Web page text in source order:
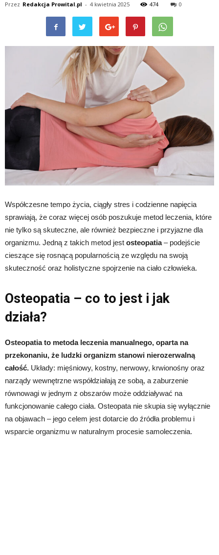
Przez Redakcja Prowital.pl - 4 kwietnia 2025 474 0
Współczesne tempo życia, ciągły stres i codzienne napięcia
sprawiają, że coraz więcej osób poszukuje metod leczenia, które
nie tylko są skuteczne, ale również bezpieczne i przyjazne dla
organizmu. Jedną z takich metod jest osteopatia– podejście
cieszące się rosnącą popularnością ze względu na swoją
skuteczność oraz holistyczne spojrzenie na ciało człowieka.
Osteopatia – co to jest i jak
działa?
Osteopatia to metoda leczenia manualnego, oparta na
przekonaniu, że ludzki organizm stanowi nierozerwalną
całość. Układy: mięśniowy, kostny, nerwowy, krwionośny oraz
narządy wewnętrzne współdziałają ze sobą, a zaburzenie
równowagi w jednym z obszarów może oddziaływać na
funkcjonowanie całego ciała. Osteopata nie skupia się wyłącznie
na objawach – jego celem jest dotarcie do źródła problemu i
wsparcie organizmu w naturalnym procesie samoleczenia.